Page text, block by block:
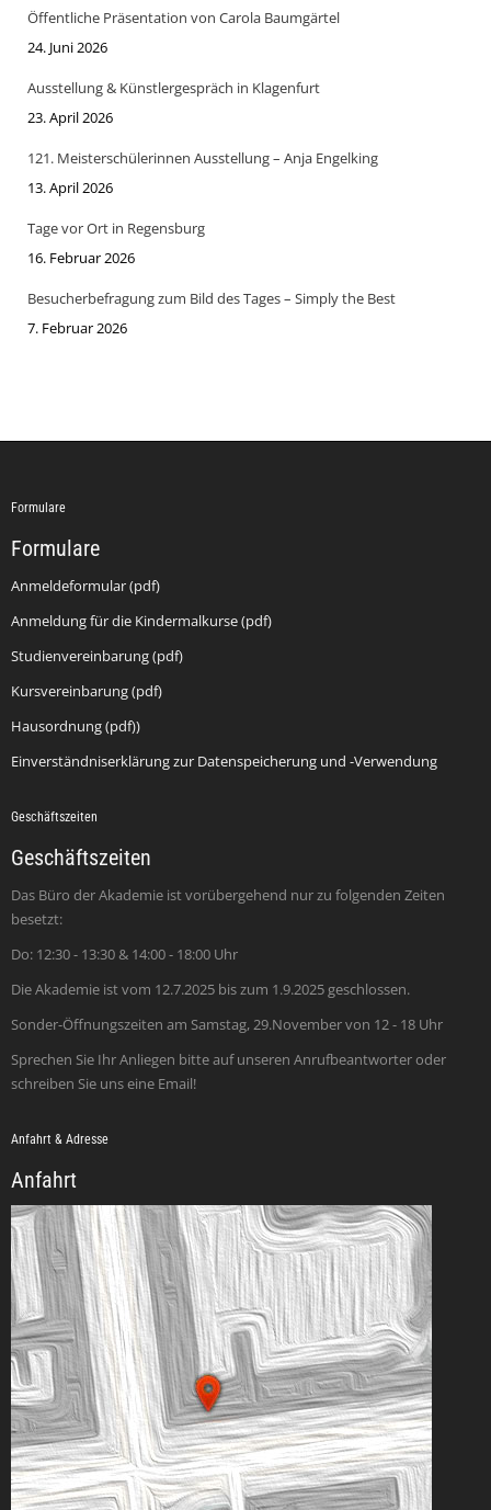
Öffentliche Präsentation von Carola Baumgärtel
24. Juni 2026
Ausstellung & Künstlergespräch in Klagenfurt
23. April 2026
121. Meisterschülerinnen Ausstellung – Anja Engelking
13. April 2026
Tage vor Ort in Regensburg
16. Februar 2026
Besucherbefragung zum Bild des Tages – Simply the Best
7. Februar 2026
Formulare
Formulare
Anmeldeformular (pdf)
Anmeldung für die Kindermalkurse (pdf)
Studienvereinbarung (pdf)
Kursvereinbarung (pdf)
Hausordnung (pdf))
Einverständniserklärung zur Datenspeicherung und -Verwendung
Geschäftszeiten
Geschäftszeiten
Das Büro der Akademie ist vorübergehend nur zu folgenden Zeiten
besetzt:
Do: 12:30 - 13:30 & 14:00 - 18:00 Uhr
Die Akademie ist vom 12.7.2025 bis zum 1.9.2025 geschlossen.
Sonder-Öffnungszeiten am Samstag, 29.November von 12 - 18 Uhr
Sprechen Sie Ihr Anliegen bitte auf unseren Anrufbeantworter oder
schreiben Sie uns eine Email!
Anfahrt & Adresse
Anfahrt